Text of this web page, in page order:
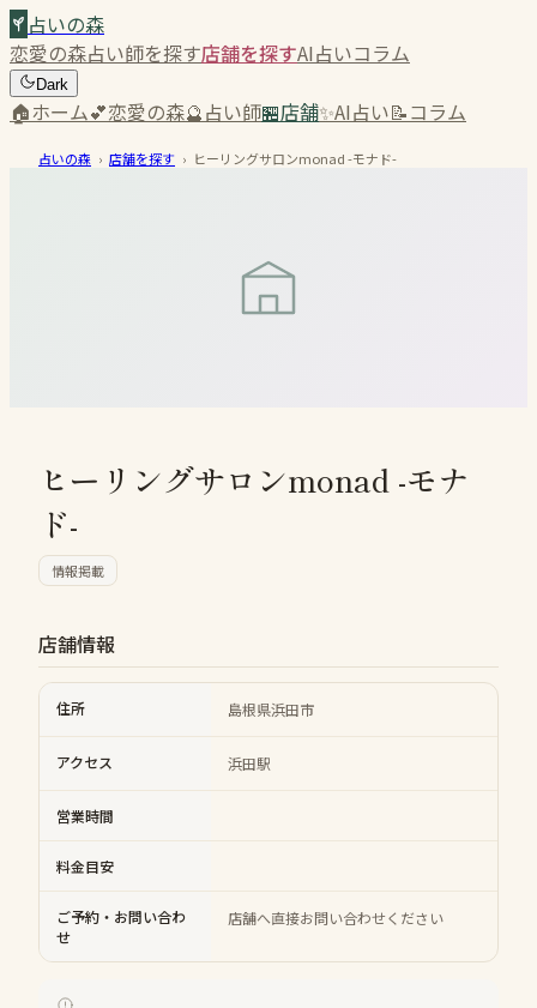
占いの森
恋愛の森占い師を探す店舗を探すAI占いコラム
Dark
🏠ホーム💕恋愛の森🔮占い師🏪店舗✨AI占い📝コラム
占いの森 › 店舗を探す › ヒーリングサロンmonad -モナド-
ヒーリングサロンmonad -モナ
ド-
情報掲載
店舗情報
住所 島根県浜田市
アクセス 浜田駅
営業時間
料金目安
ご予約・お問い合わ
せ
店舗へ直接お問い合わせください